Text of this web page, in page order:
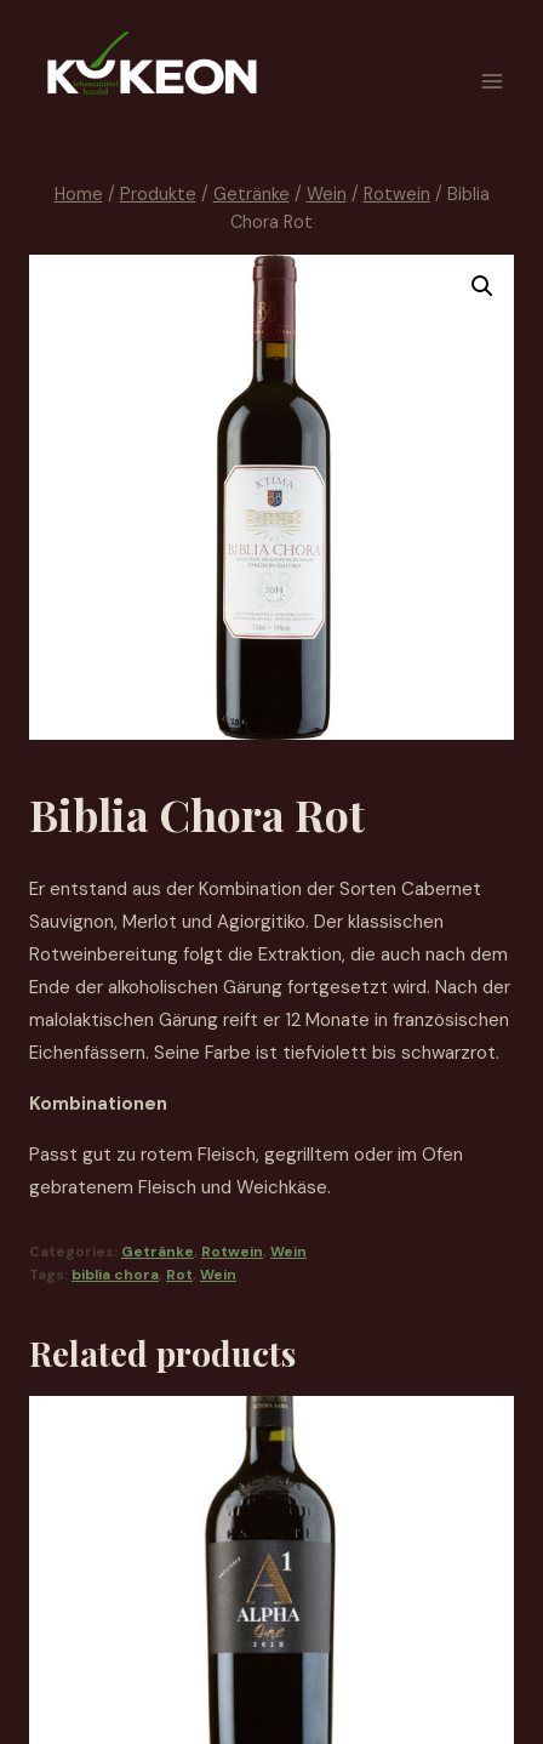
Home / Produkte / Getränke / Wein / Rotwein / Biblia
Chora Rot
Biblia Chora Rot
Er entstand aus der Kombination der Sorten Cabernet
Sauvignon, Merlot und Agiorgitiko. Der klassischen
Rotweinbereitung folgt die Extraktion, die auch nach dem
Ende der alkoholischen Gärung fortgesetzt wird. Nach der
malolaktischen Gärung reift er 12 Monate in französischen
Eichenfässern. Seine Farbe ist tiefviolett bis schwarzrot.
Kombinationen
Passt gut zu rotem Fleisch, gegrilltem oder im Ofen
gebratenem Fleisch und Weichkäse.
Categories: Getränke, Rotwein, Wein
Tags: biblia chora, Rot, Wein
Related products